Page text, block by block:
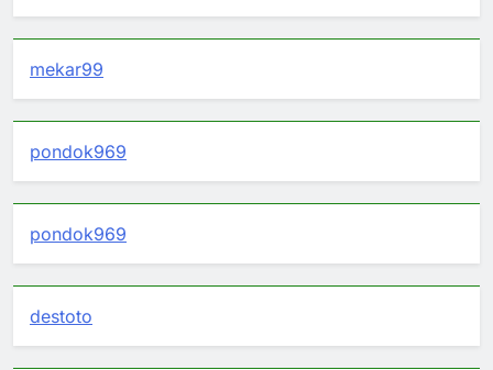
mekar99
pondok969
pondok969
destoto